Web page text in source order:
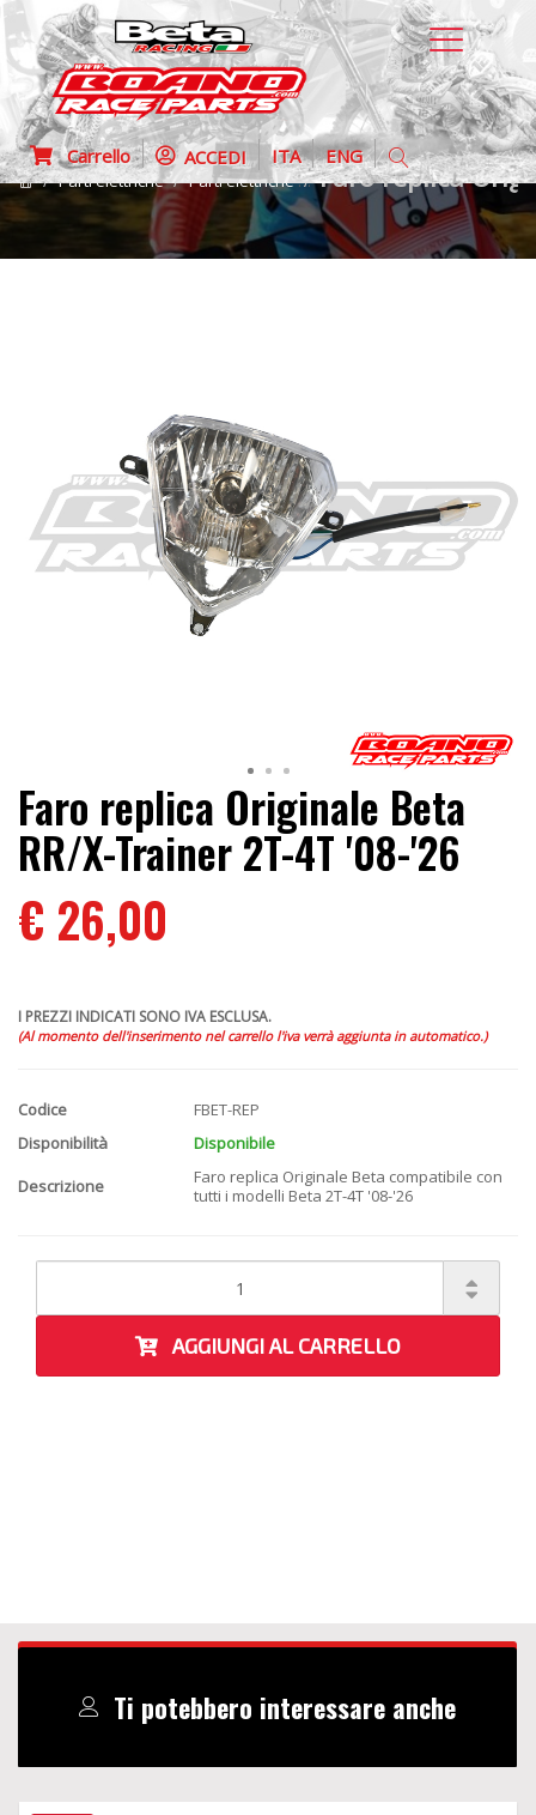
Carrello ACCEDI ITA ENG
Parti elettriche Parti elettriche Faro replica
Faro replica Originale Beta
RR/X-Trainer 2T-4T '08-'26
€ 26,00
I PREZZI INDICATI SONO IVA ESCLUSA.
(Al momento dell'inserimento nel carrello l'iva verrà aggiunta in automatico.)
Codice
FBET-REP
Disponibilità
Disponibile
Descrizione
Faro replica Originale Beta compatibile con
tutti i modelli Beta 2T-4T '08-'26
AGGIUNGI AL CARRELLO
Ti potebbero interessare anche